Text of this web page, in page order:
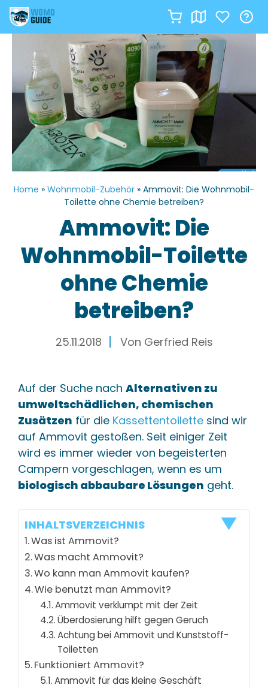
springen
Home » Wohnmobil-Zubehör » Ammovit: Die Wohnmobil-
Toilette ohne Chemie betreiben?
Ammovit: Die
Wohnmobil-Toilette
ohne Chemie
betreiben?
25.11.2018 Von Gerfried Reis
Auf der Suche nach Alternativen zu
umweltschädlichen, chemischen
Zusätzen für die Kassettentoilette sind wir
auf Ammovit gestoßen. Seit einiger Zeit
wird es immer wieder von begeisterten
Campern vorgeschlagen, wenn es um
biologisch abbaubare Lösungen geht.
INHALTSVERZEICHNIS
Was ist Ammovit?
Was macht Ammovit?
Wo kann man Ammovit kaufen?
Wie benutzt man Ammovit?
Ammovit verklumpt mit der Zeit
Überdosierung hilft gegen Geruch
Achtung bei Ammovit und Kunststoff-
Toiletten
Funktioniert Ammovit?
Ammovit für das kleine Geschäft